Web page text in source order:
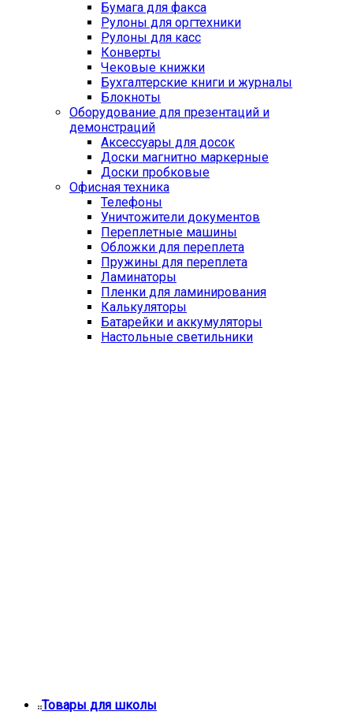
Бумага для факса
Рулоны для оргтехники
Рулоны для касс
Конверты
Чековые книжки
Бухгалтерские книги и журналы
Блокноты
Оборудование для презентаций и
демонстраций
Аксессуары для досок
Доски магнитно маркерные
Доски пробковые
Офисная техника
Телефоны
Уничтожители документов
Переплетные машины
Обложки для переплета
Пружины для переплета
Ламинаторы
Пленки для ламинирования
Калькуляторы
Батарейки и аккумуляторы
Настольные светильники
Товары для школы